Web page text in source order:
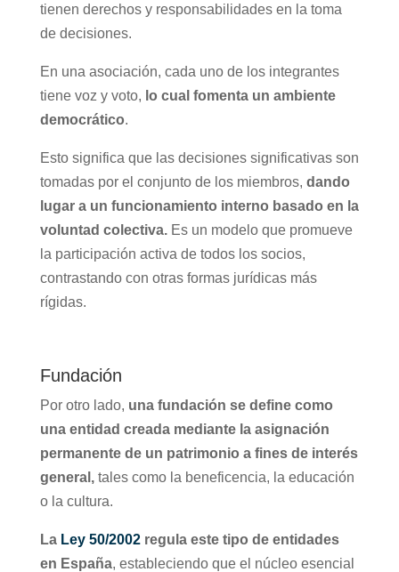
tienen derechos y responsabilidades en la toma
de decisiones.
En una asociación, cada uno de los integrantes
tiene voz y voto, lo cual fomenta un ambiente
democrático.
Esto significa que las decisiones significativas son
tomadas por el conjunto de los miembros, dando
lugar a un funcionamiento interno basado en la
voluntad colectiva.Es un modelo que promueve
la participación activa de todos los socios,
contrastando con otras formas jurídicas más
rígidas.
Fundación
Por otro lado, una fundación se define como
una entidad creada mediante la asignación
permanente de un patrimonio a fines de interés
general,tales como la beneficencia, la educación
o la cultura.
La Ley 50/2002regula este tipo de entidades
en España, estableciendo que el núcleo esencial